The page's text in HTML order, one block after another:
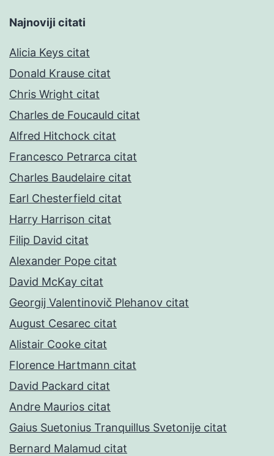
Najnoviji citati
Alicia Keys citat
Donald Krause citat
Chris Wright citat
Charles de Foucauld citat
Alfred Hitchock citat
Francesco Petrarca citat
Charles Baudelaire citat
Earl Chesterfield citat
Harry Harrison citat
Filip David citat
Alexander Pope citat
David McKay citat
Georgij Valentinovič Plehanov citat
August Cesarec citat
Alistair Cooke citat
Florence Hartmann citat
David Packard citat
Andre Maurios citat
Gaius Suetonius Tranquillus Svetonije citat
Bernard Malamud citat